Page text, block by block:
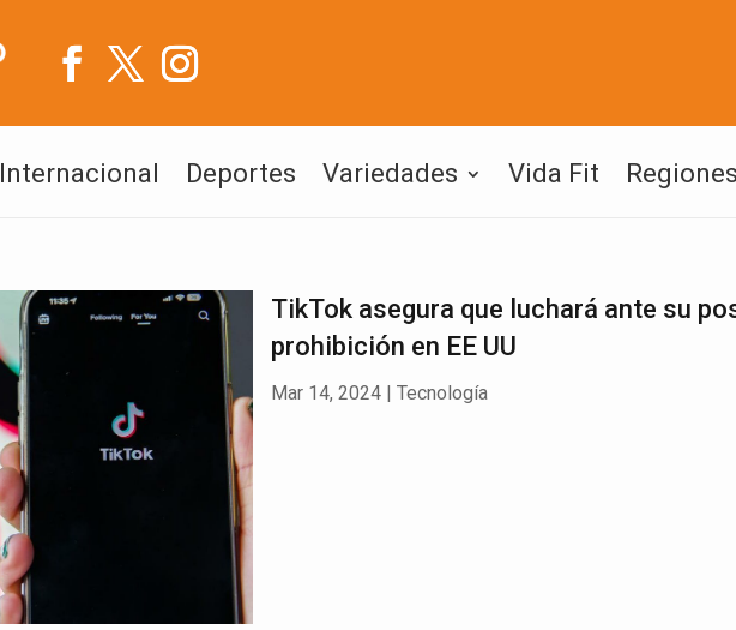
Internacional Deportes Variedades Vida Fit
TikTok asegura que luchará ante su
prohibición en EE UU
Mar 14, 2024| Tecnología